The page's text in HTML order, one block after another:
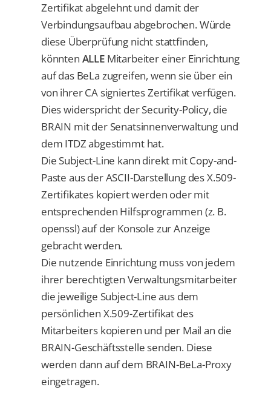
Zertifikat abgelehnt und damit der
Verbindungsaufbau abgebrochen. Würde
diese Überprüfung nicht stattfinden,
könnten ALLEMitarbeiter einer Einrichtung
auf das BeLa zugreifen, wenn sie über ein
von ihrer CA signiertes Zertifikat verfügen.
Dies widerspricht der Security-Policy, die
BRAIN mit der Senatsinnenverwaltung und
dem ITDZ abgestimmt hat.
Die Subject-Line kann direkt mit Copy-and-
Paste aus der ASCII-Darstellung des X.509-
Zertifikates kopiert werden oder mit
entsprechenden Hilfsprogrammen (z. B.
openssl) auf der Konsole zur Anzeige
gebracht werden.
Die nutzende Einrichtung muss von jedem
ihrer berechtigten Verwaltungsmitarbeiter
die jeweilige Subject-Line aus dem
persönlichen X.509-Zertifikat des
Mitarbeiters kopieren und per Mail an die
BRAIN-Geschäftsstelle senden. Diese
werden dann auf dem BRAIN-BeLa-Proxy
eingetragen.